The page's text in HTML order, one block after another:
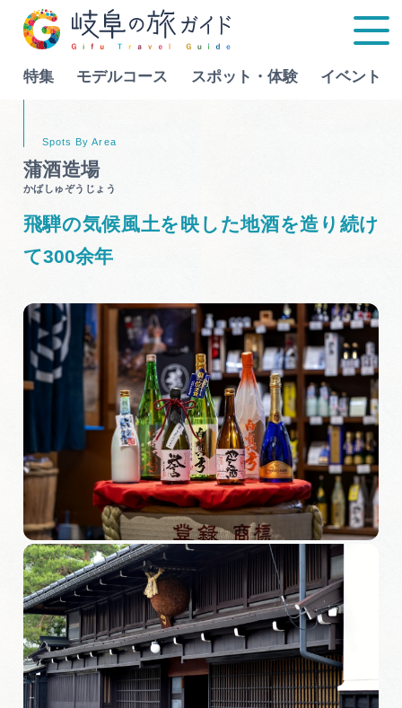
特集 モデルコース スポット・体験 イベント
モデルコース
スポット・体験
イベント
旅の予約
アクセス
インフォメーション
ぎふ旅レポーター記事
早わかり岐阜
買い物・お土産
Language
行きたいリストを見る
蒲酒造場
かばしゅぞうじょう
飛騨の気候風土を映した地酒を造り続け
て300余年